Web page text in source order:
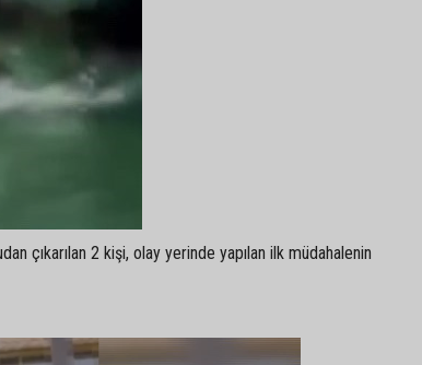
çıkarılan 2 kişi, olay yerinde yapılan ilk müdahalenin